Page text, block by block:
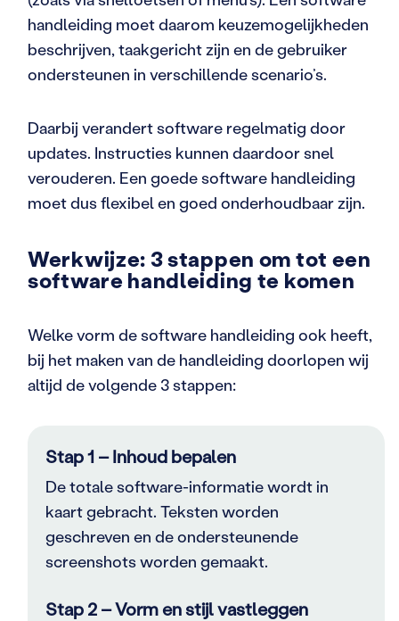
handleiding moet daarom keuzemogelijkheden
beschrijven, taakgericht zijn en de gebruiker
ondersteunen in verschillende scenario’s.
Daarbij verandert software regelmatig door
updates. Instructies kunnen daardoor snel
verouderen. Een goede software handleiding
moet dus flexibel en goed onderhoudbaar zijn.
Werkwijze: 3 stappen om tot een
software handleiding te komen
Welke vorm de software handleiding ook heeft,
bij het maken van de handleiding doorlopen wij
altijd de volgende 3 stappen:
Stap 1 – Inhoud bepalen
De totale software-informatie wordt in
kaart gebracht. Teksten worden
geschreven en de ondersteunende
screenshots worden gemaakt.
Stap 2 – Vorm en stijl vastleggen